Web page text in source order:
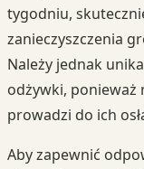
tygodniu,
zanieczyszczenia
Należy jednak
odżywki, ponieważ
prowadzi do ich
Aby zapewnić